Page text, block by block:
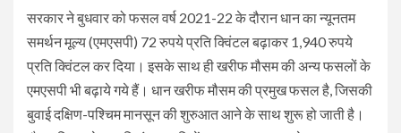
सरकार ने बुधवार को फसल वर्ष 2021-22 के दौरान धान का न्यूनतम
समर्थन मूल्य (एमएसपी) 72 रुपये प्रति क्विंटल बढ़ाकर 1,940 रुपये
प्रति क्विंटल कर दिया। इसके साथ ही खरीफ मौसम की अन्य फसलों के
एमएसपी भी बढ़ाये गये हैं। धान खरीफ मौसम की प्रमुख फसल है, जिसकी
बुवाई दक्षिण-पश्चिम मानसून की शुरुआत आने के साथ शुरू हो जाती है।